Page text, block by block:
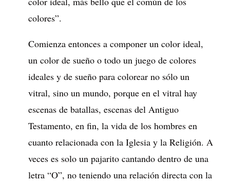
colores”.
Comienza entonces a componer un color ideal,
un color de sueño o todo un juego de colores
ideales y de sueño para colorear no sólo un
vitral, sino un mundo, porque en el vitral hay
escenas de batallas, escenas del Antiguo
Testamento, en fin, la vida de los hombres en
cuanto relacionada con la Iglesia y la Religión. A
veces es solo un pajarito cantando dentro de una
letra “O”, no teniendo una relación directa con la